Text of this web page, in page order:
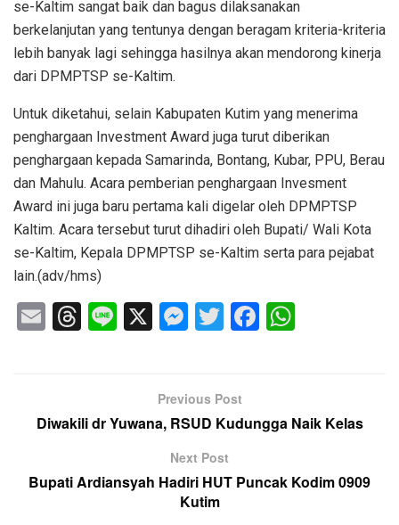
se-Kaltim sangat baik dan bagus dilaksanakan
berkelanjutan yang tentunya dengan beragam kriteria-kriteria
lebih banyak lagi sehingga hasilnya akan mendorong kinerja
dari DPMPTSP se-Kaltim.
Untuk diketahui, selain Kabupaten Kutim yang menerima
penghargaan Investment Award juga turut diberikan
penghargaan kepada Samarinda, Bontang, Kubar, PPU, Berau
dan Mahulu. Acara pemberian penghargaan Invesment
Award ini juga baru pertama kali digelar oleh DPMPTSP
Kaltim. Acara tersebut turut dihadiri oleh Bupati/ Wali Kota
se-Kaltim, Kepala DPMPTSP se-Kaltim serta para pejabat
lain.(adv/hms)
E T
d
Li X M
e
n
g
er
T
er
F
b
o
A
p
Previous Post
Diwakili dr Yuwana, RSUD Kudungga Naik Kelas
Next Post
Bupati Ardiansyah Hadiri HUT Puncak Kodim 0909
Kutim